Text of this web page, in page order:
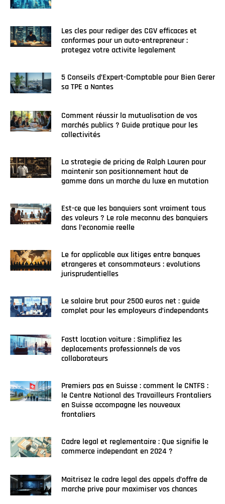
Les cles pour rediger des CGV efficaces et
conformes pour un auto-entrepreneur :
protegez votre activite legalement
5 Conseils d’Expert-Comptable pour Bien Gerer
sa TPE a Nantes
Comment réussir la mutualisation de vos
marchés publics ? Guide pratique pour les
collectivités
La strategie de pricing de Ralph Lauren pour
maintenir son positionnement haut de
gamme dans un marche du luxe en mutation
Est-ce que les banquiers sont vraiment tous
des voleurs ? Le role meconnu des banquiers
dans l’economie reelle
Le for applicable aux litiges entre banques
etrangeres et consommateurs : evolutions
jurisprudentielles
Le salaire brut pour 2500 euros net : guide
complet pour les employeurs d’independants
Fastt location voiture : Simplifiez les
deplacements professionnels de vos
collaborateurs
Premiers pas en Suisse : comment le CNTFS :
le Centre National des Travailleurs Frontaliers
en Suisse accompagne les nouveaux
frontaliers
Cadre legal et reglementaire : Que signifie le
commerce independant en 2024 ?
Maitrisez le cadre legal des appels d’offre de
marche prive pour maximiser vos chances